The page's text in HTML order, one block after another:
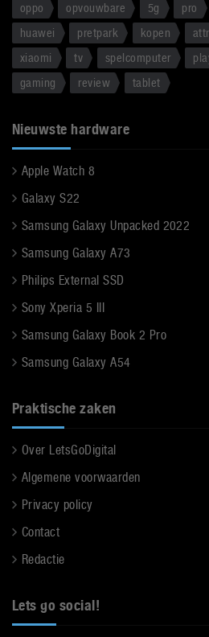
oppo
opvouwbare 5g pro
huawei
pretpark kopen
xiaomi
tv spelcomputer
gaming
review tablet
Nieuwste hardware
Apple Watch 8
Galaxy S22
Samsung Galaxy Unpacked 2022
Samsung Galaxy A73
Philips External SSD
Sony Xperia 5 III
Samsung Galaxy Book 2 Pro
Samsung Galaxy A54
Praktische zaken
Over LetsGoDigital
Algemene voorwaarden
Privacy policy
Contact
Redactie
Lets go social!